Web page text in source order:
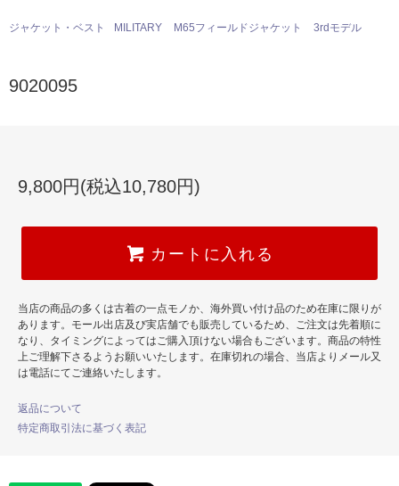
ジャケット・ベスト MILITARY M65フィールドジャケット 3rdモデル
9020095
9,800円(税込10,780円)
カートに入れる
当店の商品の多くは古着の一点モノか、海外買い付け品のため在庫に限りが
あります。モール出店及び実店舗でも販売しているため、ご注文は先着順に
なり、タイミングによってはご購入頂けない場合もございます。商品の特性
上ご理解下さるようお願いいたします。在庫切れの場合、当店よりメール又
は電話にてご連絡いたします。
返品について
特定商取引法に基づく表記